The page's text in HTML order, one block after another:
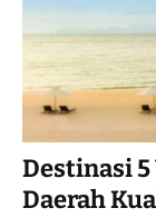
Destinasi
Daerah